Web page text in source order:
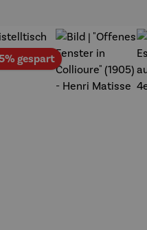
gespartRabatt